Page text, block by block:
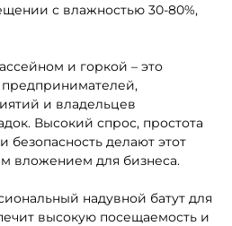
с влажностью 30-80%,
и горкой – это
и владельцев
Высокий спрос, простота
безопасность делают этот
вложением для бизнеса.
надувной батут для
высокую посещаемость и